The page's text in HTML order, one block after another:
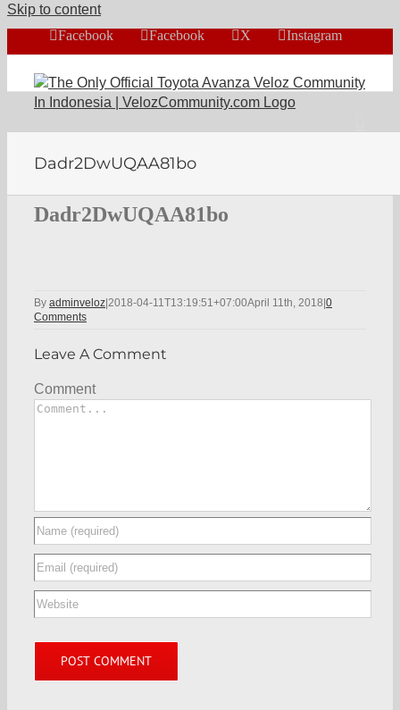
Skip to content
Facebook
Facebook X Instagram
Dadr2DwUQAA81bo
Dadr2DwUQAA81bo
By adminveloz 2018-04-11T13:19:51+07:00April 11th, 2018 0
Comments
Leave A Comment
Comment